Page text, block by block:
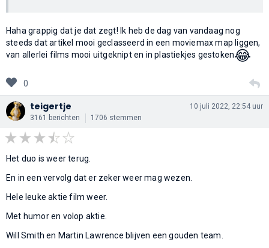
Haha grappig dat je dat zegt! Ik heb de dag van vandaag nog
steeds dat artikel mooi geclasseerd in een moviemax map liggen,
van allerlei films mooi uitgeknipt en in plastiekjes gestoken😂
0
teigertje
3161 berichten 1706 stemmen
10 juli 2022, 22:54 uur
Het duo is weer terug.
En in een vervolg dat er zeker weer mag wezen.
Hele leuke aktie film weer.
Met humor en volop aktie.
Will Smith en Martin Lawrence blijven een gouden team.